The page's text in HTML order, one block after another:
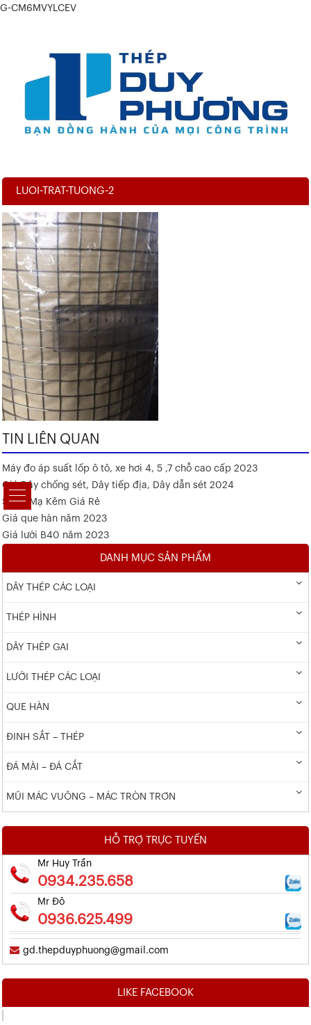
G-CM6MVYLCEV
LUOI-TRAT-TUONG-2
TIN LIÊN QUAN
Máy đo áp suất lốp ô tô, xe hơi 4, 5 ,7 chỗ cao cấp 2023
Giá Dây chống sét, Dây tiếp địa, Dây dẫn sét 2024
Sắt V Mạ Kẽm Giá Rẻ
Giá que hàn năm 2023
Giá lưới B40 năm 2023
DANH MỤC SẢN PHẨM
DÂY THÉP CÁC LOẠI
THÉP HÌNH
DÂY THÉP GAI
LƯỚI THÉP CÁC LOẠI
QUE HÀN
ĐINH SẮT – THÉP
ĐÁ MÀI – ĐÁ CẮT
MŨI MÁC VUÔNG – MÁC TRÒN TRƠN
HỖ TRỢ TRỰC TUYẾN
Mr Huy Trần
0934.235.658
Mr Đô
0936.625.499
gd.thepduyphuong@gmail.com
LIKE FACEBOOK